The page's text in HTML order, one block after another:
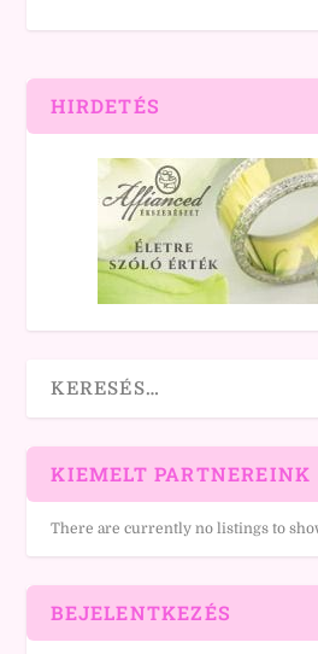
HIRDETÉS
KIEMELT PARTNEREINK
There are currently no listings to
BEJELENTKEZÉS